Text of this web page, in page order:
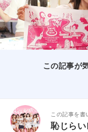
この記事が
この記事を書
恥じら